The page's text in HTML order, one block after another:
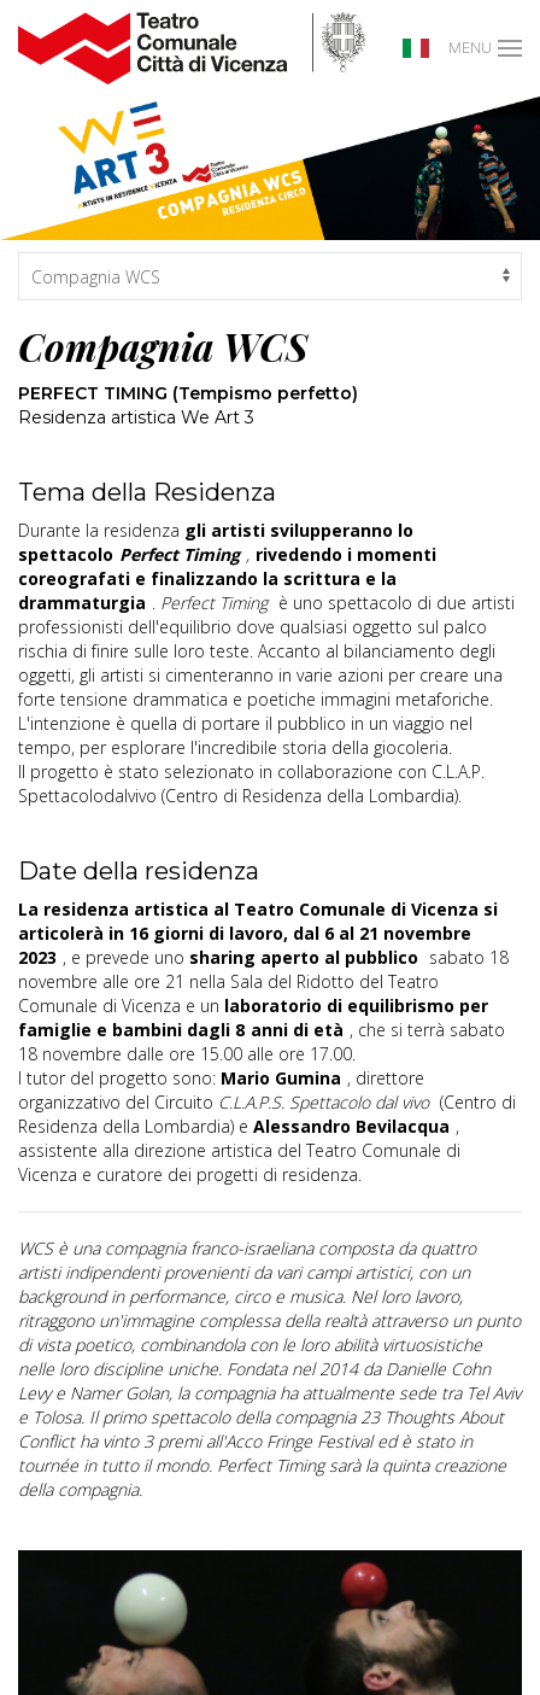
MENU
Compagnia WCS
PERFECT TIMING (Tempismo perfetto)
Residenza artistica We Art 3
Tema della Residenza
Durante la residenza gli artisti svilupperanno lo
spettacolo Perfect Timing , rivedendo i momenti
coreografati e finalizzando la scrittura e la
drammaturgia . Perfect Timing è uno spettacolo di due artisti
professionisti dell'equilibrio dove qualsiasi oggetto sul palco
rischia di finire sulle loro teste. Accanto al bilanciamento degli
oggetti, gli artisti si cimenteranno in varie azioni per creare una
forte tensione drammatica e poetiche immagini metaforiche.
L'intenzione è quella di portare il pubblico in un viaggio nel
tempo, per esplorare l'incredibile storia della giocoleria.
Il progetto è stato selezionato in collaborazione con C.L.A.P.
Spettacolodalvivo (Centro di Residenza della Lombardia).
Date della residenza
La residenza artistica al Teatro Comunale di Vicenza si
articolerà in 16 giorni di lavoro, dal 6 al 21 novembre
2023 , e prevede uno sharing aperto al pubblico sabato 18
novembre alle ore 21 nella Sala del Ridotto del Teatro
Comunale di Vicenza e un laboratorio di equilibrismo per
famiglie e bambini dagli 8 anni di età , che si terrà sabato
18 novembre dalle ore 15.00 alle ore 17.00.
I tutor del progetto sono: Mario Gumina , direttore
organizzativo del Circuito C.L.A.P.S. Spettacolo dal vivo (Centro di
Residenza della Lombardia) e Alessandro Bevilacqua ,
assistente alla direzione artistica del Teatro Comunale di
Vicenza e curatore dei progetti di residenza.
WCS è una compagnia franco-israeliana composta da quattro
artisti indipendenti provenienti da vari campi artistici, con un
background in performance, circo e musica. Nel loro lavoro,
ritraggono un'immagine complessa della realtà attraverso un punto
di vista poetico, combinandola con le loro abilità virtuosistiche
nelle loro discipline uniche. Fondata nel 2014 da Danielle Cohn
Levy e Namer Golan, la compagnia ha attualmente sede tra Tel Aviv
e Tolosa. Il primo spettacolo della compagnia 23 Thoughts About
Conflict ha vinto 3 premi all'Acco Fringe Festival ed è stato in
tournée in tutto il mondo. Perfect Timing sarà la quinta creazione
della compagnia.